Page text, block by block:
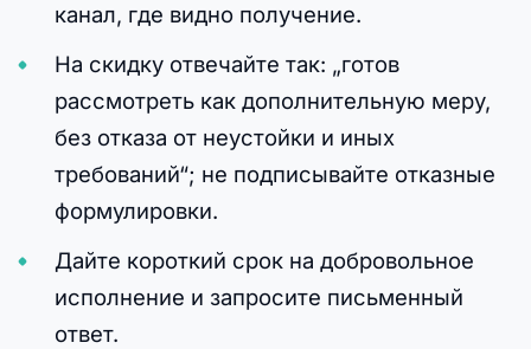
канал, где видно получение.
На скидку отвечайте так: „готов
рассмотреть как дополнительную меру,
без отказа от неустойки и иных
требований“; не подписывайте отказные
формулировки.
Дайте короткий срок на добровольное
исполнение и запросите письменный
ответ.